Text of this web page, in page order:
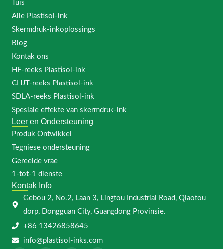
Tuis
Alle Plastisol-ink
Skermdruk-inkoplossings
Blog
Kontak ons
HF-reeks Plastisol-ink
CHJT-reeks Plastisol-ink
SDLA-reeks Plastisol-ink
Spesiale effekte van skermdruk-ink
Leer en Ondersteuning
Produk Ontwikkel
Tegniese ondersteuning
Gereelde vrae
1-tot-1 dienste
Kontak Info
Gebou 2, No.2, Laan 3, Lingtou Industrial Road, Qiaotou
dorp, Dongguan City, Guangdong Provinsie.
+86 13426858645
info@plastisol-inks.com